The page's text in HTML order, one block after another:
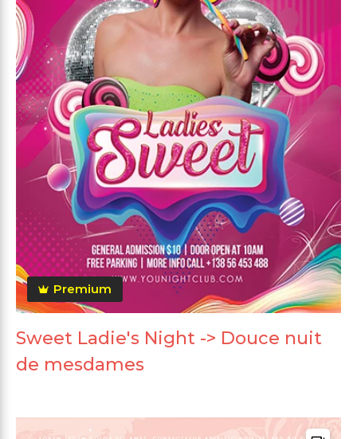
Premium
Sweet Ladie's Night -> Douce nuit
de mesdames